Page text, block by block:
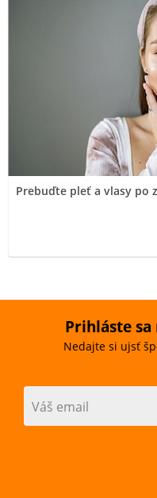
Prebuďte pleť a vlasy po
Prihláste
Nedajte si ujsť
Váš email